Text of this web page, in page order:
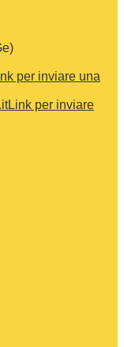
per inviare una
Link per inviare